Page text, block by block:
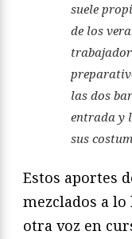
suele
de los
las dos
entrada y
sus
Estos aportes
mezclados a
otra voz en